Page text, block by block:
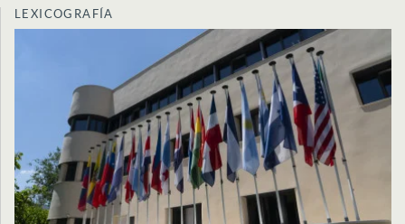
LEXICOGRAFÍA